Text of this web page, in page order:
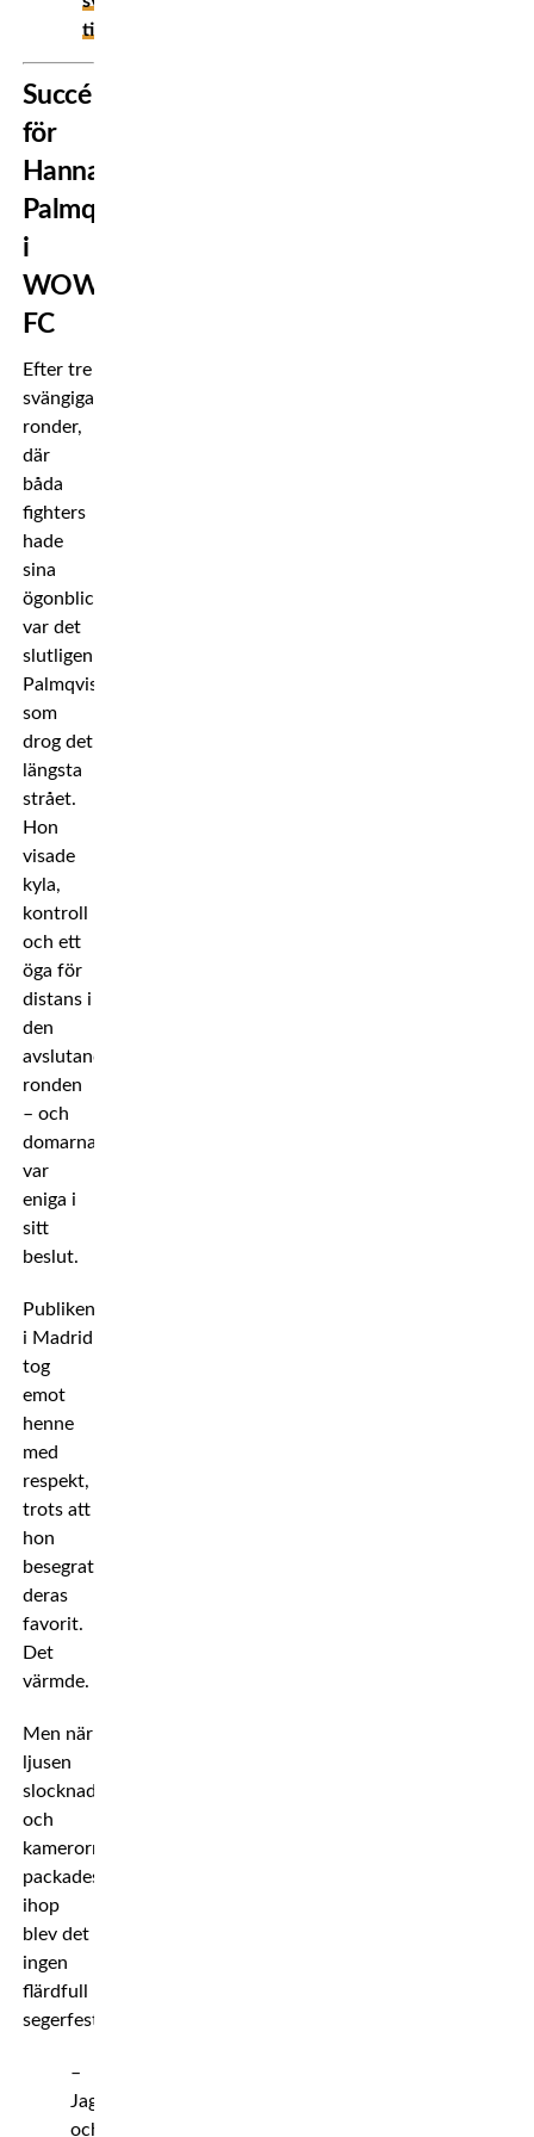
tider
Succé
för
Hanna
Palmqvist
i
WOW
FC
Efter tre
svängiga
ronder,
där
båda
fighters
hade
sina
ögonblick,
var det
slutligen
Palmqvist
som
drog det
längsta
strået.
Hon
visade
kyla,
kontroll
och ett
öga för
distans i
den
avslutande
ronden
– och
domarna
var
eniga i
sitt
beslut.
Publiken
i Madrid
tog
emot
henne
med
respekt,
trots att
hon
besegrat
deras
favorit.
Det
värmde.
Men när
ljusen
slocknade
och
kamerorna
packades
ihop
blev det
ingen
flärdfull
segerfest.
–
Jag
och